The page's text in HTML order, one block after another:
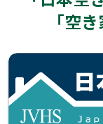
「空